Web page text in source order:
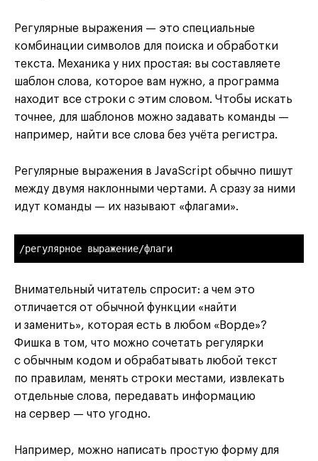
Регулярные выражения — это специальные
комбинации символов для поиска и обработки
текста. Механика у них простая: вы составляете
шаблон слова, которое вам нужно, а программа
находит все строки с этим словом. Чтобы искать
точнее, для шаблонов можно задавать команды —
например, найти все слова без учёта регистра.
Регулярные выражения в JavaScript обычно пишут
между двумя наклонными чертами. А сразу за ними
идут команды — их называют «флагами».
/регулярное выражение/флаги
Внимательный читатель спросит: а чем это
отличается от обычной функции «найти
и заменить», которая есть в любом «Ворде»?
Фишка в том, что можно сочетать регулярки
с обычным кодом и обрабатывать любой текст
по правилам, менять строки местами, извлекать
отдельные слова, передавать информацию
на сервер — что угодно.
Например, можно написать простую форму для